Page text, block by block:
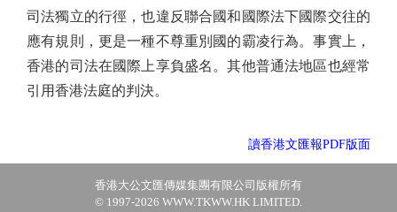
司法獨立的行徑，也違反聯合國和國際法下國際交往的
應有規則，更是一種不尊重別國的霸凌行為。事實上，
香港的司法在國際上享負盛名。其他普通法地區也經常
引用香港法庭的判決。
讀香港文匯報PDF版面
香港大公文匯傳媒集團有限公司版權所有
© 1997-2026 WWW.TKWW.HK LIMITED.